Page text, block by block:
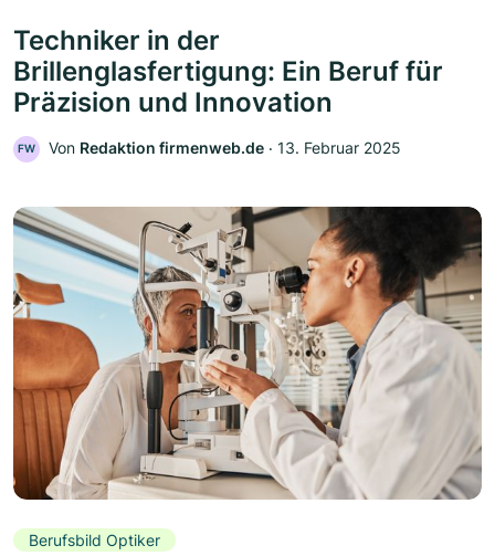
Techniker in der
Brillenglasfertigung: Ein Beruf für
Präzision und Innovation
FW Von Redaktion firmenweb.de ‧ 13. Februar 2025
Berufsbild Optiker